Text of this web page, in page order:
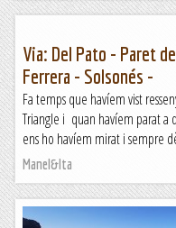
Via: Del Pato - Paret
Ferrera - Solsonés -
Fa temps que havíem vist
Triangle i quan havíem parat a
ens ho havíem mirat i sempre
Manel&Ita